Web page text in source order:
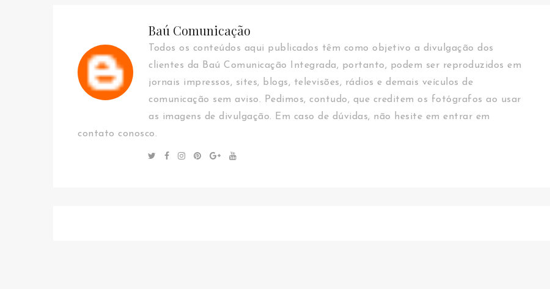
Baú Comunicação
Todos os conteúdos aqui publicados têm como objetivo a divulgação dos
clientes da Baú Comunicação Integrada, portanto, podem ser reproduzidos em
jornais impressos, sites, blogs, televisões, rádios e demais veículos de
comunicação sem aviso. Pedimos, contudo, que creditem os fotógrafos ao usar
as imagens de divulgação. Em caso de dúvidas, não hesite em entrar em
contato conosco.